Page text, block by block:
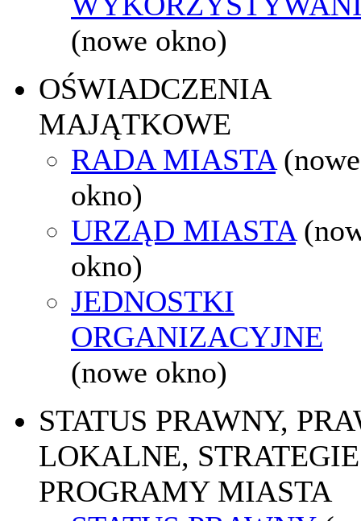
(nowe okno)
OŚWIADCZENIA
MAJĄTKOWE
RADA MIASTA (nowe
okno)
URZĄD MIASTA
okno)
JEDNOSTKI
ORGANIZACYJNE
(nowe okno)
STATUS PRAWNY,
LOKALNE,
PROGRAMY MIASTA